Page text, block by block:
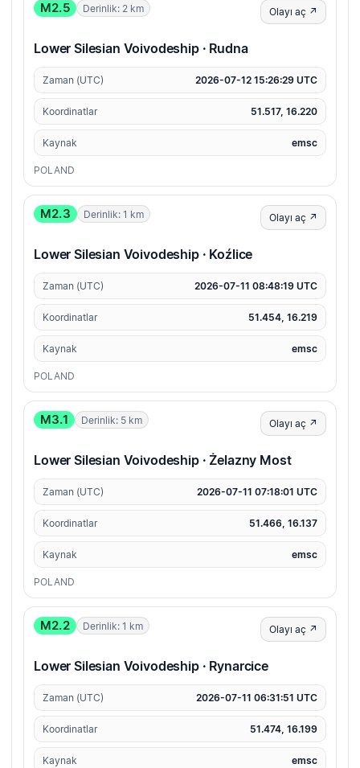
M2.5 Derinlik: 2 km Olayı aç ↗
Lower Silesian Voivodeship · Rudna
Zaman (UTC) 2026-07-12 15:26:29 UTC
Koordinatlar 51.517, 16.220
Kaynak emsc
POLAND
M2.3 Derinlik: 1 km Olayı aç ↗
Lower Silesian Voivodeship · Koźlice
Zaman (UTC) 2026-07-11 08:48:19 UTC
Koordinatlar 51.454, 16.219
Kaynak emsc
POLAND
M3.1 Derinlik: 5 km Olayı aç ↗
Lower Silesian Voivodeship · Żelazny Most
Zaman (UTC) 2026-07-11 07:18:01 UTC
Koordinatlar 51.466, 16.137
Kaynak emsc
POLAND
M2.2 Derinlik: 1 km Olayı aç ↗
Lower Silesian Voivodeship · Rynarcice
Zaman (UTC) 2026-07-11 06:31:51 UTC
Koordinatlar 51.474, 16.199
Kaynak emsc